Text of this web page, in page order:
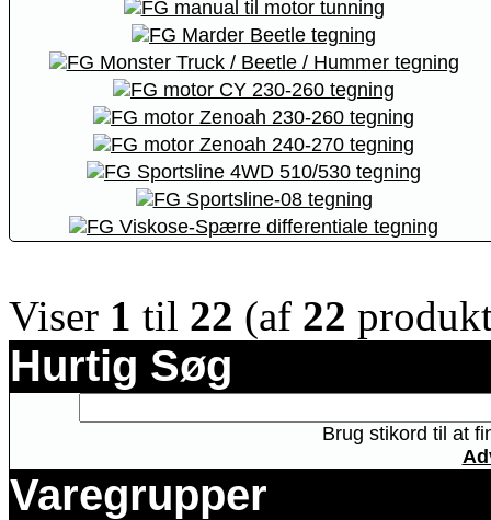
Viser 1 til 22 (af 22
Hurtig Søg
Brug stikord til at
Varegrupper